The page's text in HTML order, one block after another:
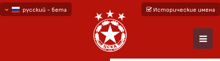
русский - бета
Исторические имена